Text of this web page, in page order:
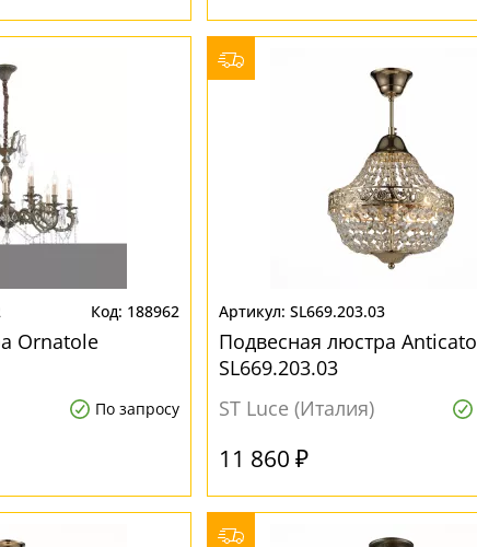
188962
Ornatole
По запросу
SL669.203.03
Подвесная люстра Anticato
SL669.203.03
ST Luce (Италия)
11 860 ₽